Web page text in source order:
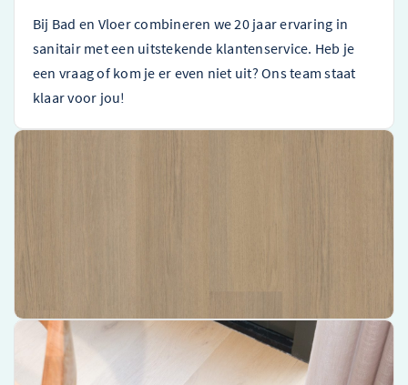
Bij Bad en Vloer combineren we 20 jaar ervaring in
sanitair met een uitstekende klantenservice. Heb je
een vraag of kom je er even niet uit? Ons team staat
klaar voor jou!
€ 45,85 per m²
Belakos Palazzo 770 Rigid Click PVC – 2.08 m² Per Pak
Hoogwaardige PVC-vloeren voor een luxueuze uitstraling